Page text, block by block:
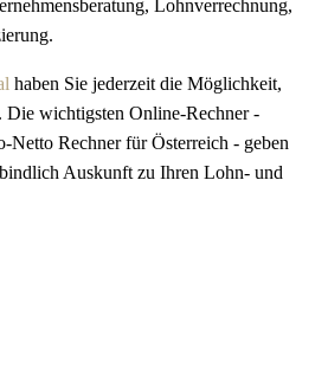
Lohnverrechnung,
haben Sie jederzeit die Möglichkeit,
Die wichtigsten Online-Rechner -
Netto Rechner für Österreich - geben
Auskunft zu Ihren Lohn- und